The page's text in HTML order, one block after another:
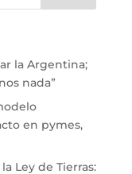
la Argentina;
nada”
en pymes,
Ley de Tierras: